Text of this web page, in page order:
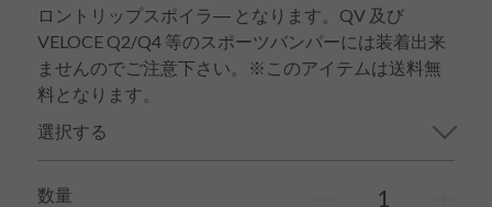
ロントリップスポイラ― となります。QV 及び
VELOCE Q2/Q4 等のスポーツバンパーには装着出来
ませんのでご注意下さい。※このアイテムは送料無
料となります。
選択する
数量